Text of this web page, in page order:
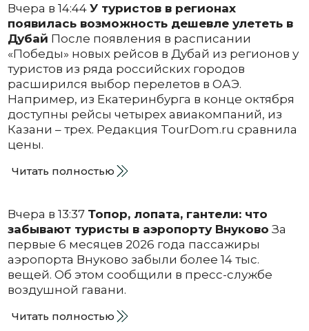
Вчера в 14:44 У туристов в регионах
появилась возможность дешевле улететь в
Дубай После появления в расписании
«Победы» новых рейсов в Дубай из регионов у
туристов из ряда российских городов
расширился выбор перелетов в ОАЭ.
Например, из Екатеринбурга в конце октября
доступны рейсы четырех авиакомпаний, из
Казани – трех. Редакция TourDom.ru сравнила
цены.
Читать полностью
Вчера в 13:37 Топор, лопата, гантели: что
забывают туристы в аэропорту Внуково За
первые 6 месяцев 2026 года пассажиры
аэропорта Внуково забыли более 14 тыс.
вещей. Об этом сообщили в пресс-службе
воздушной гавани.
Читать полностью